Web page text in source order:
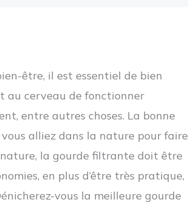
être, il est essentiel de bien
au cerveau de fonctionner
entre autres choses. La bonne
vous alliez dans la nature pour faire
la gourde filtrante doit être
en plus d’être très pratique,
vous la meilleure gourde